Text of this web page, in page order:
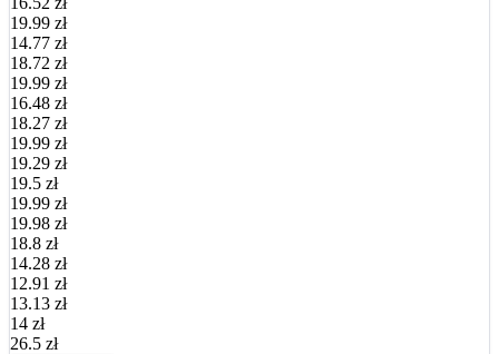
19.99 zł
14.77 zł
18.72 zł
19.99 zł
16.48 zł
18.27 zł
19.99 zł
19.29 zł
19.5 zł
19.99 zł
19.98 zł
18.8 zł
14.28 zł
12.91 zł
13.13 zł
14 zł
26.5 zł